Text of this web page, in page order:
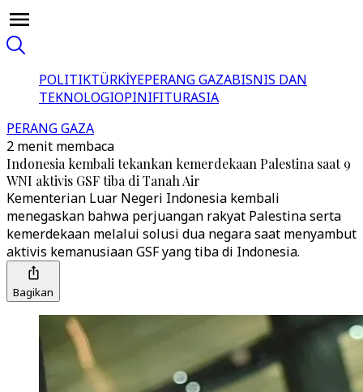
POLITIKTÜRKİYEPERANG GAZABISNIS DAN
TEKNOLOGIOPINIFITURASIA
PERANG GAZA
2 menit membaca
Indonesia kembali tekankan kemerdekaan Palestina saat 9
WNI aktivis GSF tiba di Tanah Air
Kementerian Luar Negeri Indonesia kembali
menegaskan bahwa perjuangan rakyat Palestina serta
kemerdekaan melalui solusi dua negara saat menyambut
aktivis kemanusiaan GSF yang tiba di Indonesia.
Bagikan